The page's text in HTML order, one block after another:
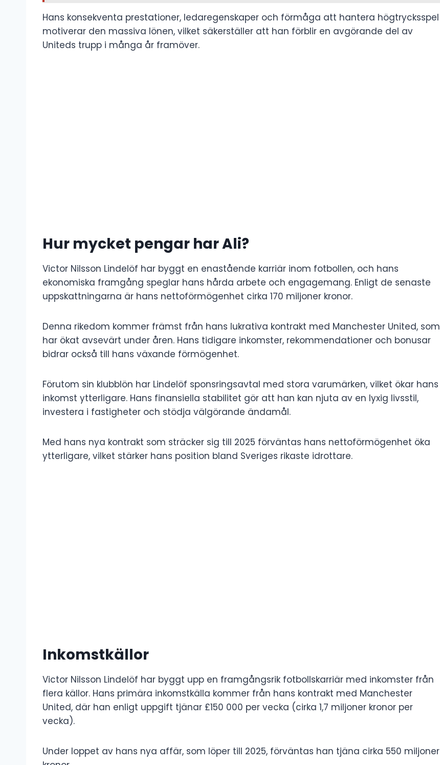
Hans konsekventa prestationer, ledaregenskaper och förmåga att hantera högtrycksspel
motiverar den massiva lönen, vilket säkerställer att han förblir en avgörande del av
Uniteds trupp i många år framöver.
Hur mycket pengar har Ali?
Victor Nilsson Lindelöf har byggt en enastående karriär inom fotbollen, och hans
ekonomiska framgång speglar hans hårda arbete och engagemang. Enligt de senaste
uppskattningarna är hans nettoförmögenhet cirka 170 miljoner kronor.
Denna rikedom kommer främst från hans lukrativa kontrakt med Manchester United, som
har ökat avsevärt under åren. Hans tidigare inkomster, rekommendationer och bonusar
bidrar också till hans växande förmögenhet.
Förutom sin klubblön har Lindelöf sponsringsavtal med stora varumärken, vilket ökar hans
inkomst ytterligare. Hans finansiella stabilitet gör att han kan njuta av en lyxig livsstil,
investera i fastigheter och stödja välgörande ändamål.
Med hans nya kontrakt som sträcker sig till 2025 förväntas hans nettoförmögenhet öka
ytterligare, vilket stärker hans position bland Sveriges rikaste idrottare.
Inkomstkällor
Victor Nilsson Lindelöf har byggt upp en framgångsrik fotbollskarriär med inkomster från
flera källor. Hans primära inkomstkälla kommer från hans kontrakt med Manchester
United, där han enligt uppgift tjänar £150 000 per vecka (cirka 1,7 miljoner kronor per
vecka).
Under loppet av hans nya affär, som löper till 2025, förväntas han tjäna cirka 550 miljoner